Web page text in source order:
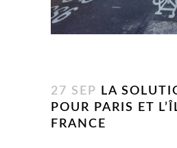
27 SEP
LA
POUR PARIS ET
FRANCE